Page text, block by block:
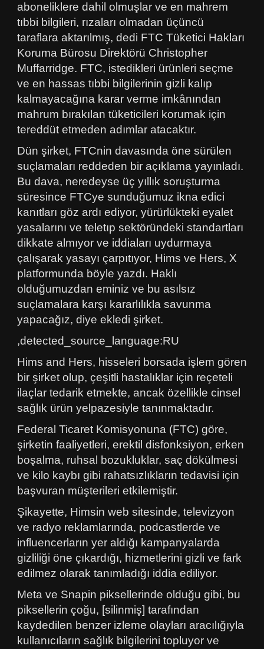
aboneliklere dahil olmuşlar ve en mahrem
tıbbi bilgileri, rızaları olmadan üçüncü
taraflara aktarılmış, dedi FTC Tüketici Hakları
Koruma Bürosu Direktörü Christopher
Muffarridge. FTC, istedikleri ürünleri seçme
ve en hassas tıbbi bilgilerinin gizli kalıp
kalmayacağına karar verme imkânından
mahrum bırakılan tüketicileri korumak için
tereddüt etmeden adımlar atacaktır.
Dün şirket, FTCnin davasında öne sürülen
suçlamaları reddeden bir açıklama yayınladı.
Bu dava, neredeyse üç yıllık soruşturma
süresince FTCye sunduğumuz ikna edici
kanıtları göz ardı ediyor, yürürlükteki eyalet
yasalarını ve teletıp sektöründeki standartları
dikkate almıyor ve iddiaları uydurmaya
çalışarak yasayı çarpıtıyor, Hims ve Hers, X
platformunda böyle yazdı. Haklı
olduğumuzdan eminiz ve bu asılsız
suçlamalara karşı kararlılıkla savunma
yapacağız, diye ekledi şirket.
,detected_source_language:RU
Hims and Hers, hisseleri borsada işlem gören
bir şirket olup, çeşitli hastalıklar için reçeteli
ilaçlar tedarik etmekte, ancak özellikle cinsel
sağlık ürün yelpazesiyle tanınmaktadır.
Federal Ticaret Komisyonuna (FTC) göre,
şirketin faaliyetleri, erektil disfonksiyon, erken
boşalma, ruhsal bozukluklar, saç dökülmesi
ve kilo kaybı gibi rahatsızlıkların tedavisi için
başvuran müşterileri etkilemiştir.
Şikayette, Himsin web sitesinde, televizyon
ve radyo reklamlarında, podcastlerde ve
influencerların yer aldığı kampanyalarda
gizliliği öne çıkardığı, hizmetlerini gizli ve fark
edilmez olarak tanımladığı iddia ediliyor.
Meta ve Snapin piksellerinde olduğu gibi, bu
piksellerin çoğu, [silinmiş] tarafından
kaydedilen benzer izleme olayları aracılığıyla
kullanıcıların sağlık bilgilerini topluyor ve